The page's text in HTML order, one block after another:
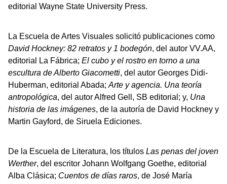
editorial Wayne State University Press.
La Escuela de Artes Visuales solicitó publicaciones como
David Hockney: 82 retratos y 1 bodegón, del autor VV.AA,
editorial La Fábrica; El cubo y el rostro en torno a una
escultura de Alberto Giacometti, del autor Georges Didi-
Huberman, editorial Abada; Arte y agencia. Una teoría
antropológica, del autor Alfred Gell, SB editorial; y, Una
historia de las imágenes, de la autoría de David Hockney y
Martin Gayford, de Siruela Ediciones.
De la Escuela de Literatura, los títulos Las penas del joven
Werther, del escritor Johann Wolfgang Goethe, editorial
Alba Clásica; Cuentos de días raros, de José María